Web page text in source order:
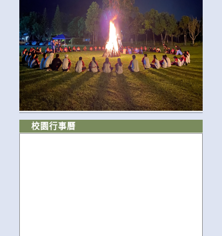
校園行事曆